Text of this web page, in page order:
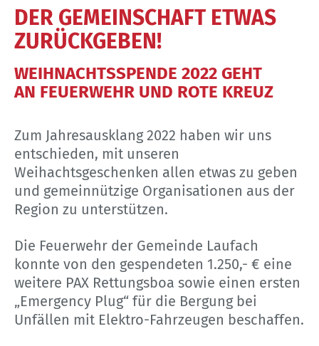
DER GEMEINSCHAFT ETWAS
ZURÜCKGEBEN!
WEIHNACHTSSPENDE 2022 GEHT
AN FEUERWEHR UND ROTE KREUZ
Zum Jahresausklang 2022 haben wir uns
entschieden, mit unseren
Weihachtsgeschenken allen etwas zu geben
und gemeinnützige Organisationen aus der
Region zu unterstützen.
Die Feuerwehr der Gemeinde Laufach
konnte von den gespendeten 1.250,- € eine
weitere PAX Rettungsboa sowie einen ersten
„Emergency Plug“ für die Bergung bei
Unfällen mit Elektro-Fahrzeugen beschaffen.